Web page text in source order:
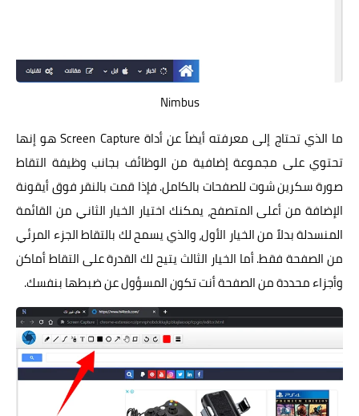
Nimbus
ما الذي تحتاج إلى معرفته أيضاً عن أداة Screen Capture هو إنها
تحتوي على مجموعة إضافية من الوظائف بجانب وظيفة التقاط
صورة سكرين شوت للصفحات بالكامل. فإذا قمت بالنقر فوق أيقونة
الإضافة من أعلى المتصفح، يمكنك اختيار الخيار الثاني من القائمة
المنسدلة بدلاً من الخيار الأول، والذي يسمح لك بالتقاط الجزء المرئي
من الصفحة فقط. أما الخيار الثالث يتيح لك القدرة على التقاط أماكن
وأجزاء محددة من الصفحة أنت تكون المسؤول عن ضبطها بنفسك.